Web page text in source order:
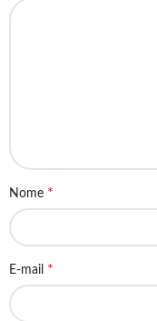
Nome *
E-mail *